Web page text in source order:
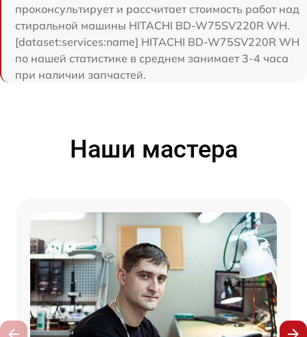
проконсультирует и рассчитает стоимость работ над
стиральной машины HITACHI BD-W75SV220R WH.
[dataset:services:name] HITACHI BD-W75SV220R WH
по нашей статистике в среднем занимает 3-4 часа
при наличии запчастей.
Наши мастера